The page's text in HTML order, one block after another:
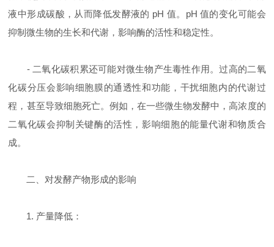
液中形成碳酸，从而降低发酵液的 pH 值。pH 值的变化可能会
抑制微生物的生长和代谢，影响酶的活性和稳定性。
- 二氧化碳积累还可能对微生物产生毒性作用。过高的二氧
化碳分压会影响细胞膜的通透性和功能，干扰细胞内的代谢过
程，甚至导致细胞死亡。例如，在一些微生物发酵中，高浓度的
二氧化碳会抑制关键酶的活性，影响细胞的能量代谢和物质合
成。
二、对发酵产物形成的影响
1. 产量降低：